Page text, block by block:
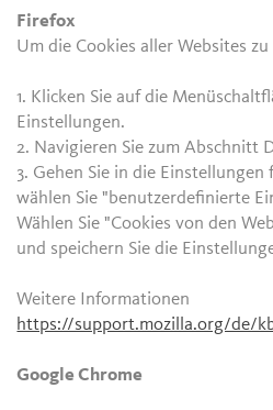
Firefox
Um die Cookies aller Websites
1. Klicken Sie auf die
Einstellungen.
2. Navigieren Sie zum Abschnitt
3. Gehen Sie in die
wählen Sie "benutzerdefinierte
Wählen Sie "Cookies von den
und speichern Sie die
Weitere Informationen
https://support.mozilla.org/de/
Google Chrome